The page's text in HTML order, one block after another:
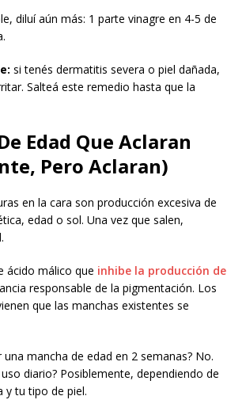
diluí aún más: 1 parte vinagre en 4-5 de
si tenés dermatitis severa o piel dañada,
Salteá este remedio hasta que la
Edad Que Aclaran
Pero Aclaran)
en la cara son producción excesiva de
edad o sol. Una vez que salen,
ácido málico que inhibe la producción de
responsable de la pigmentación. Los
que las manchas existentes se
una mancha de edad en 2 semanas? No.
diario? Posiblemente, dependiendo de
y tu tipo de piel.